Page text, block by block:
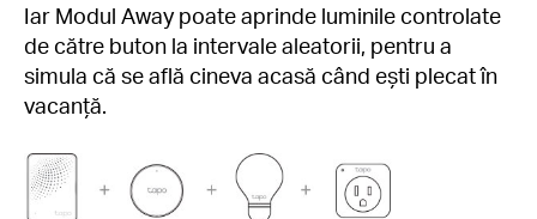
Iar Modul Away poate aprinde luminile controlate
de către buton la intervale aleatorii, pentru a
simula că se află cineva acasă când ești plecat în
vacanță.